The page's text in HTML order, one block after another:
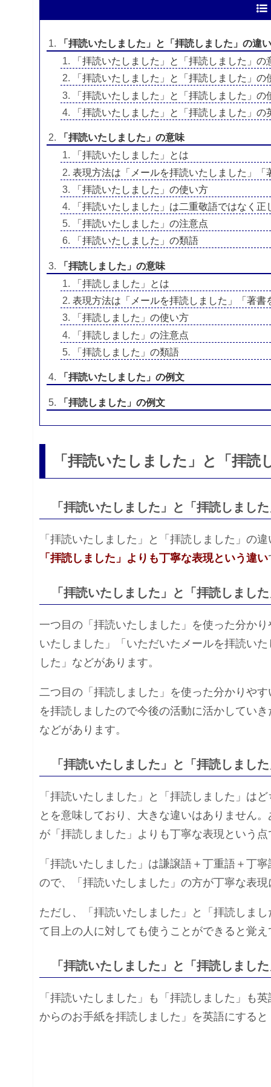
「拝読いたしました」と「拝読しました」の違
「拝読いたしました」と「拝読しました」の
「拝読いたしました」と「拝読しました」の
「拝読いたしました」と「拝読しました」の
「拝読いたしました」と「拝読しました」
「拝読いたしました」の意味
「拝読いたしました」とは
表現方法は「メールを拝読いたしました」
「拝読いたしました」の使い方
「拝読いたしました」は二重敬語ではなく正
「拝読いたしました」の注意点
「拝読いたしました」の類語
「拝読しました」の意味
「拝読しました」とは
表現方法は「メールを拝読しました」「著書
「拝読しました」の使い方
「拝読しました」の注意点
「拝読しました」の類語
「拝読いたしました」の例文
「拝読しました」の例文
「拝読いたしました」と「拝読
「拝読いたしました」と「拝読しまし
「拝読いたしました」と「拝読しました」の
「拝読しました」よりも丁寧な表現という違い
「拝読いたしました」と「拝読しまし
一つ目の「拝読いたしました」を使った分か
いたしました」「いただいたメールを拝読い
した」などがあります。
二つ目の「拝読しました」を使った分かりや
を拝読しましたので今後の活動に活かしてい
などがあります。
「拝読いたしました」と「拝読しまし
「拝読いたしました」と「拝読しました」は
とを意味しており、大きな違いはありません
が「拝読しました」よりも丁寧な表現という点
「拝読いたしました」は謙譲語＋丁重語＋丁
ので、「拝読いたしました」の方が丁寧な表
ただし、「拝読いたしました」と「拝読しま
て目上の人に対しても使うことができると覚
「拝読いたしました」と「拝読しまし
「拝読いたしました」も「拝読しました」も
からのお手紙を拝読しました」を英語にする